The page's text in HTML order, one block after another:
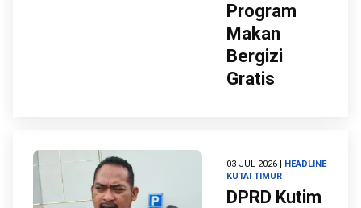
Program
Makan
Bergizi
Gratis
03 JUL 2026 | HEADLINE
KUTAI TIMUR
DPRD Kutim